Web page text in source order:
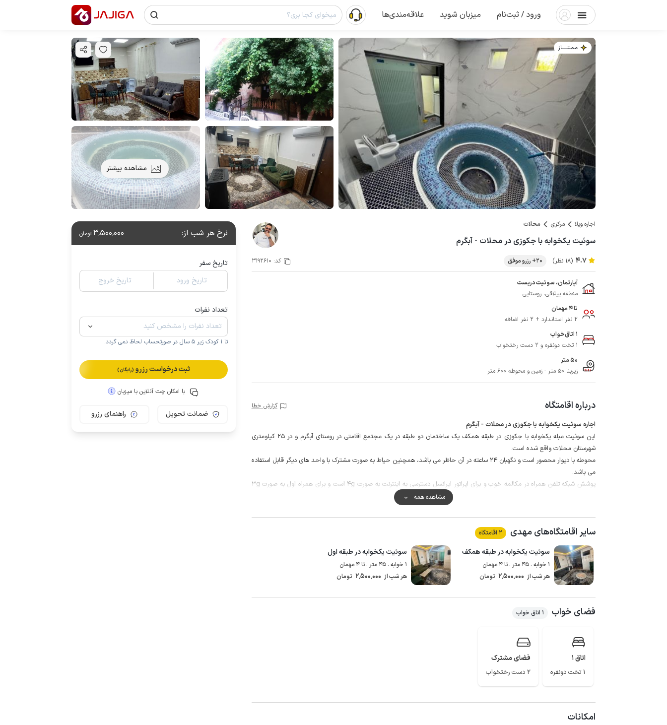
ورود / ثبت‌نام میزبان شوید علاقه‌مندی‌ها
مـمـتــــــاز
مشاهده بیشتر
اجاره ویلا مرکزی محلات
سوئیت یکخوابه با جکوزی در محلات - آبگرم
4.7 (18 نظر) 20+ رزرو موفق کد: 3192610
آپارتمان، سوئیت دربست
منطقه ییلاقی، روستایی
تا 4 مهمان
2 نفر استاندارد + 2 نفر اضافه
1 اتاق‌خواب
1 تخت دونفره و 2 دست رختخواب
50 متر
زیربنا 50 متر - زمین و محوطه 600 متر
درباره اقامتگاه گزارش خطا
اجاره سوئیت یکخوابه با جکوزی در محلات - آبگرم
این سوئیت مبله یکخوابه با جکوزی در طبقه همکف یک ساختمان دو طبقه در یک مجتمع اقامتی در روستای آبگرم و در 25 کیلومتری
شهرستان محلات واقع شده است.
محوطه با دیوار محصور است و نگهبان 24 ساعته در آن حاظر می باشد، همچنین حیاط به صورت مشترک با واحد های دیگر قابل استفاده
می باشد.
پوشش شبکه تلفن همراه در مکالمه خوب و برای اپراتور ایرانسل دسترسی به اینترنت به صورت 4g است و برای همراه اول به صورت 3g
منطقه آبگرم یکی از روستاهای شهرستان محلات در استان مرکزی است که به دلیل برخورداری از چشمه های آبگرم متعدد سالانه گردشگران
زیادی را به خود جذب می کند.
اقامتگاه فاصله دارد.
مشاهده همه
سایر اقامتگاه‌های مهدی 2 اقامتگاه
سوئیت یکخوابه در طبقه همکف
1 خوابه . 45 متر . تا 4 مهمان
هر شب از 2٬500٬000 تومان
سوئیت یکخوابه در طبقه اول
1 خوابه . 45 متر . تا 4 مهمان
هر شب از 2٬500٬000 تومان
فضای خواب 1 اتاق خواب
اتاق 1
1 تخت دونفره
فضای مشترک
2 دست رختخواب
امکانات
نرخ هر شب از: 3٬500٬000 تومان
تاریخ سفر
تاریخ ورود
تاریخ خروج
تعداد نفرات
تا 1 کودک زیر 5 سال در صورتحساب لحاظ نمی گردد.
ثبت درخواست رزرو (رایگان)
با امکان چت آنلاین با میزبان
ضمانت تحویل راهنمای رزرو